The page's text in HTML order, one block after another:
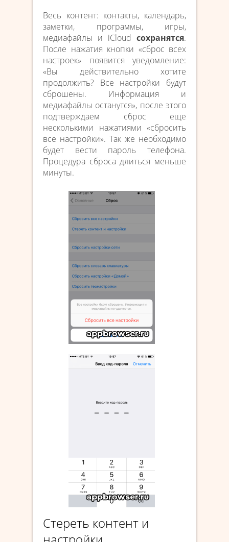
Весь контент: контакты, календарь,
заметки, программы, игры,
медиафайлы и iCloud сохранятся.
После нажатия кнопки «сброс всех
настроек» появится уведомление:
«Вы действительно хотите
продолжить? Все настройки будут
сброшены. Информация и
медиафайлы останутся», после этого
подтверждаем сброс еще
несколькими нажатиями «сбросить
все настройки». Так же необходимо
будет вести пароль телефона.
Процедура сброса длиться меньше
минуты.
Стереть контент и